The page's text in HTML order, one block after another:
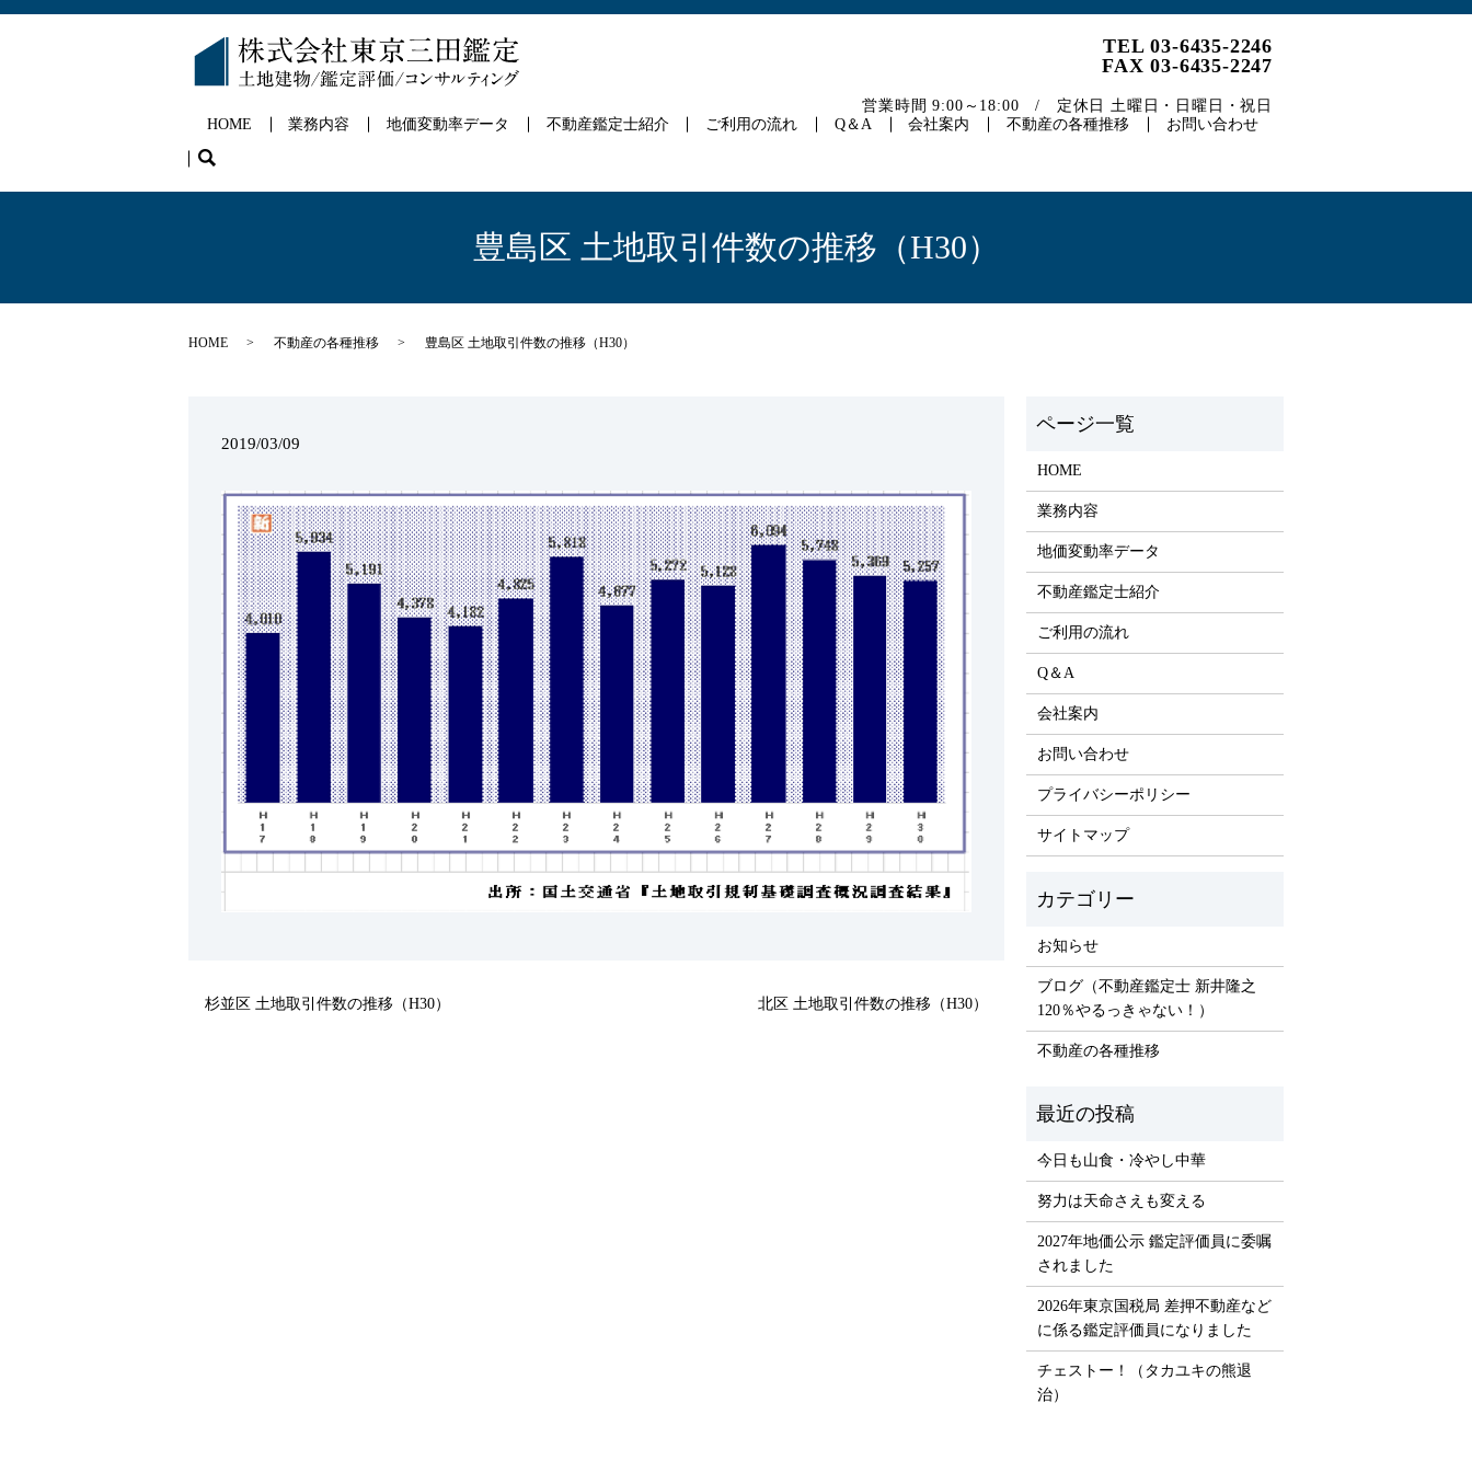
HOME 業務内容 地価変動率データ 不動産鑑定士紹介 ご利用の流れ Q＆A 会社案内 不動産の各種推移 お問い合わせ
search
TEL 03-6435-2246
FAX 03-6435-2247
営業時間 9:00～18:00 / 定休日 土曜日・日曜日・祝日
豊島区 土地取引件数の推移（H30）
HOME 不動産の各種推移 豊島区 土地取引件数の推移（H30）
2019/03/09
杉並区 土地取引件数の推移（H30） 北区 土地取引件数の推移（H30）
HOME
業務内容
地価変動率データ
不動産鑑定士紹介
ご利用の流れ
Q＆A
会社案内
お問い合わせ
プライバシーポリシー
サイトマップ
お知らせ
ブログ（不動産鑑定士 新井隆之
120％やるっきゃない！）
不動産の各種推移
今日も山食・冷やし中華
努力は天命さえも変える
2027年地価公示 鑑定評価員に委嘱
されました
2026年東京国税局 差押不動産など
に係る鑑定評価員になりました
チェストー！（タカユキの熊退
治）